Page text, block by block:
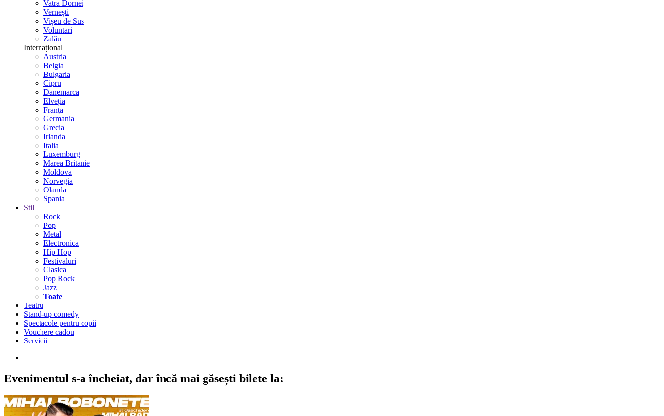
Vatra Dornei
Vernești
Vișeu de Sus
Voluntari
Zalău
Internațional
Austria
Belgia
Bulgaria
Cipru
Danemarca
Elveția
Franța
Germania
Grecia
Irlanda
Italia
Luxemburg
Marea Britanie
Moldova
Norvegia
Olanda
Spania
Stil
Rock
Pop
Metal
Electronica
Hip Hop
Festivaluri
Clasica
Pop Rock
Jazz
Toate
Teatru
Stand-up comedy
Spectacole pentru copii
Vouchere cadou
Servicii
Evenimentul s-a încheiat, dar încă mai găsești bilete la: